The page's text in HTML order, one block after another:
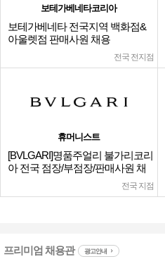
보테가베네타코리아
보테가베네타 전국지역 백화점&
아울렛점 판매사원 채용
전국 전지점
휴머니스트
[BVLGARI]명품주얼리 불가리코리
아 전국 점장/부점장/판매사원 채
전국 지점
프리미엄 채용관 광고안내